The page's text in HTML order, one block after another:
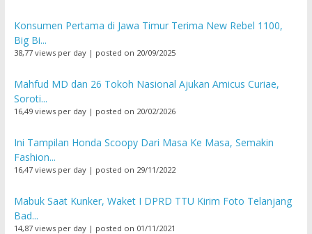
Konsumen Pertama di Jawa Timur Terima New Rebel 1100,
Big Bi...
38,77 views per day| posted on 20/09/2025
Mahfud MD dan 26 Tokoh Nasional Ajukan Amicus Curiae,
Soroti...
16,49 views per day| posted on 20/02/2026
Ini Tampilan Honda Scoopy Dari Masa Ke Masa, Semakin
Fashion...
16,47 views per day| posted on 29/11/2022
Mabuk Saat Kunker, Waket I DPRD TTU Kirim Foto Telanjang
Bad...
14,87 views per day| posted on 01/11/2021